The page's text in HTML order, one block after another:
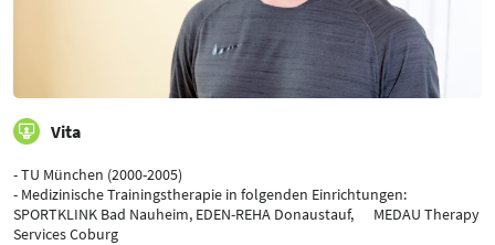
Vita
- TU München (2000-2005)
- Medizinische Trainingstherapie in folgenden Einrichtungen:
SPORTKLINK Bad Nauheim, EDEN-REHA Donaustauf, MEDAU Therapy
Services Coburg